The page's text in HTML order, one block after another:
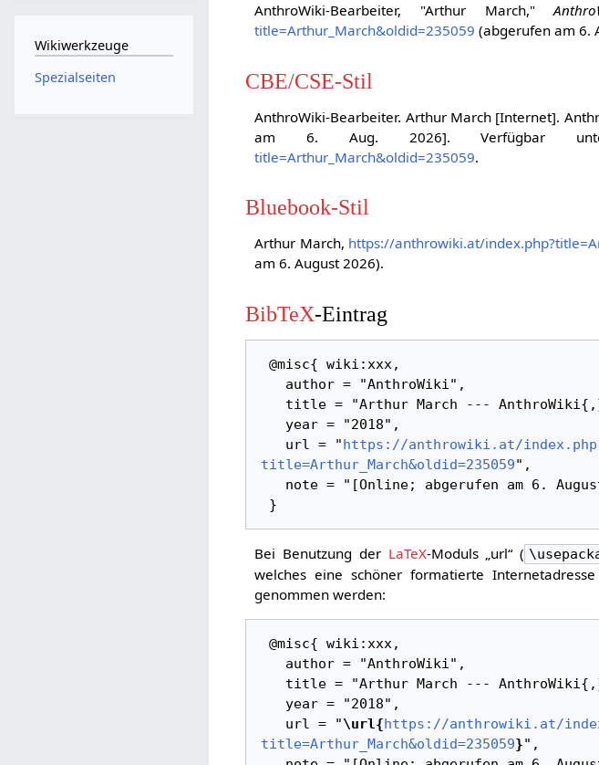
AnthroWiki-Bearbeiter, "Arthur March,"
title=Arthur_March&oldid=235059 (abgerufen am 6.
CBE/CSE-Stil
AnthroWiki-Bearbeiter. Arthur March [Internet].
am 6. Aug. 2026]. Verfügbar
title=Arthur_March&oldid=235059.
Bluebook-Stil
Arthur March, https://anthrowiki.at/
am 6. August 2026).
BibTeX-Eintrag
   url = "
https://anthrowiki.at/
title=Arthur_March&oldid=235059",
Bei Benutzung der LaTeX-Moduls „url“ (
welches eine schöner formatierte
genommen werden:
   url = "
\url{https://anthrowiki.at/
title=Arthur_March&oldid=235059}",
Wikiwerkzeuge
Spezialseiten